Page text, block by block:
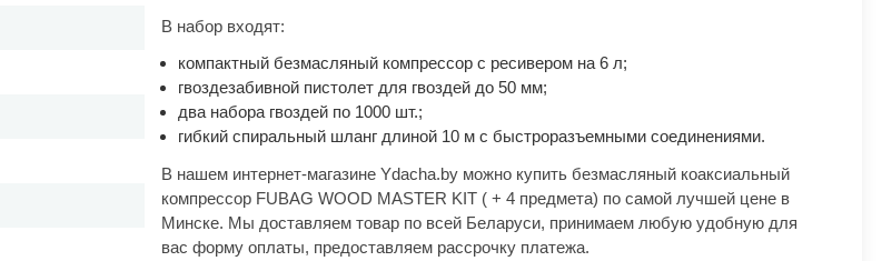
В набор входят:
компактный безмасляный компрессор c ресивером на 6 л;
гвоздезабивной пистолет для гвоздей до 50 мм;
два набора гвоздей по 1000 шт.;
гибкий спиральный шланг длиной 10 м с быстроразъемными соединениями.
В нашем интернет-магазине Ydacha.by можно купить безмасляный коаксиальный
компрессор FUBAG WOOD MASTER KIT ( + 4 предмета) по самой лучшей цене в
Минске. Мы доставляем товар по всей Беларуси, принимаем любую удобную для
вас форму оплаты, предоставляем рассрочку платежа.